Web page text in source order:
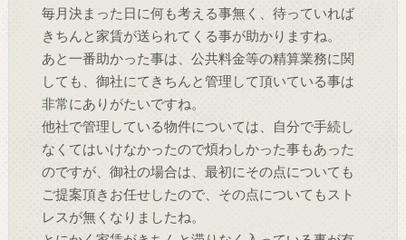
毎月決まった日に何も考える事無く、待っていれば
きちんと家賃が送られてくる事が助かりますね。
あと一番助かった事は、公共料金等の精算業務に関
しても、御社にてきちんと管理して頂いている事は
非常にありがたいですね。
他社で管理している物件については、自分で手続し
なくてはいけなかったので煩わしかった事もあった
のですが、御社の場合は、最初にその点についても
ご提案頂きお任せしたので、その点についてもスト
レスが無くなりましたね。